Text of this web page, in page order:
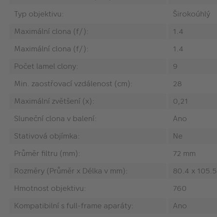
Typ objektivu:
Širokoúhlý
Maximální clona (f/):
1.4
Maximální clona (f/):
1.4
Počet lamel clony:
9
Min. zaostřovací vzdálenost (cm):
28
Maximální zvětšení (x):
0,21
Sluneční clona v balení:
Ano
Stativová objímka:
Ne
Průměr filtru (mm):
72 mm
Rozměry (Průměr x Délka v mm):
80.4 x
Hmotnost objektivu:
760
Kompatibilní s full-frame aparáty:
Ano